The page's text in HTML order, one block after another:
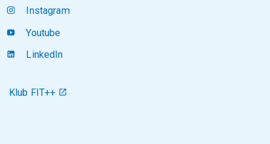
Instagram
Youtube
LinkedIn
Klub FIT++